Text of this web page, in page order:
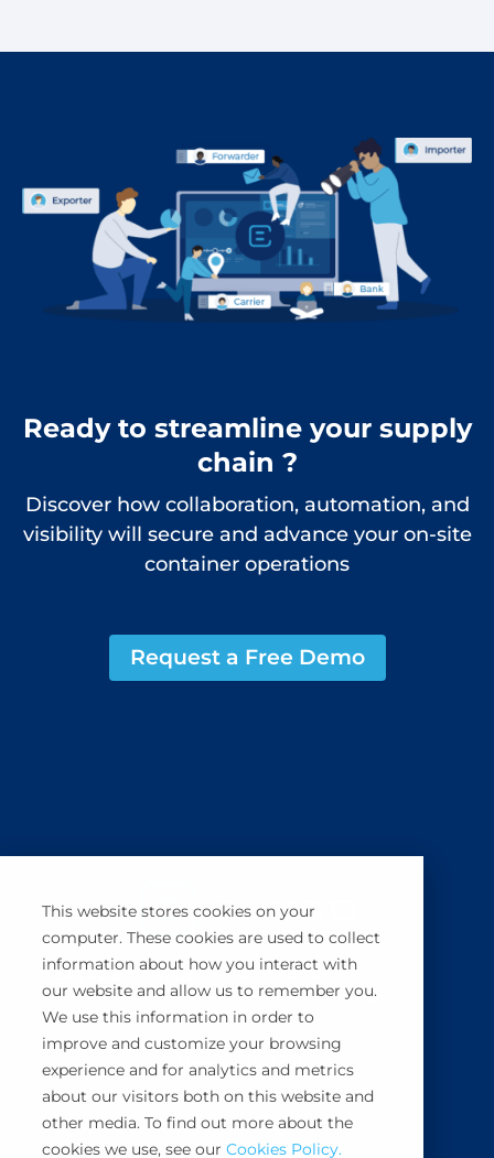
This website stores cookies on your
computer. These cookies are used to collect
information about how you interact with
our website and allow us to remember you.
We use this information in order to
improve and customize your browsing
experience and for analytics and metrics
about our visitors both on this website and
other media. To find out more about the
cookies we use, see our Cookies Policy.
Ready to streamline your supply
chain ?
Discover how collaboration, automation, and
visibility will secure and advance your on-site
container operations
Request a Free Demo
BuyCo simplifie, sécurise et automatise
la gestion des expéditions de conteneurs.
Démo Gratuite